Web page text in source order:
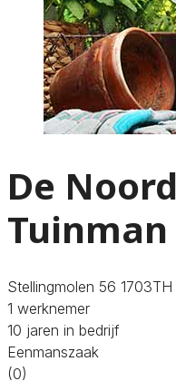
De
Tuinman
Stellingmolen 56
1 werknemer
10 jaren in bedrijf
Eenmanszaak
(0)